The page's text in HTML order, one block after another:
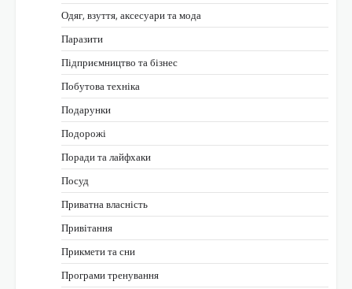
Одяг, взуття, аксесуари та мода
Паразити
Підприємництво та бізнес
Побутова техніка
Подарунки
Подорожі
Поради та лайфхаки
Посуд
Приватна власність
Привітання
Прикмети та сни
Програми тренування